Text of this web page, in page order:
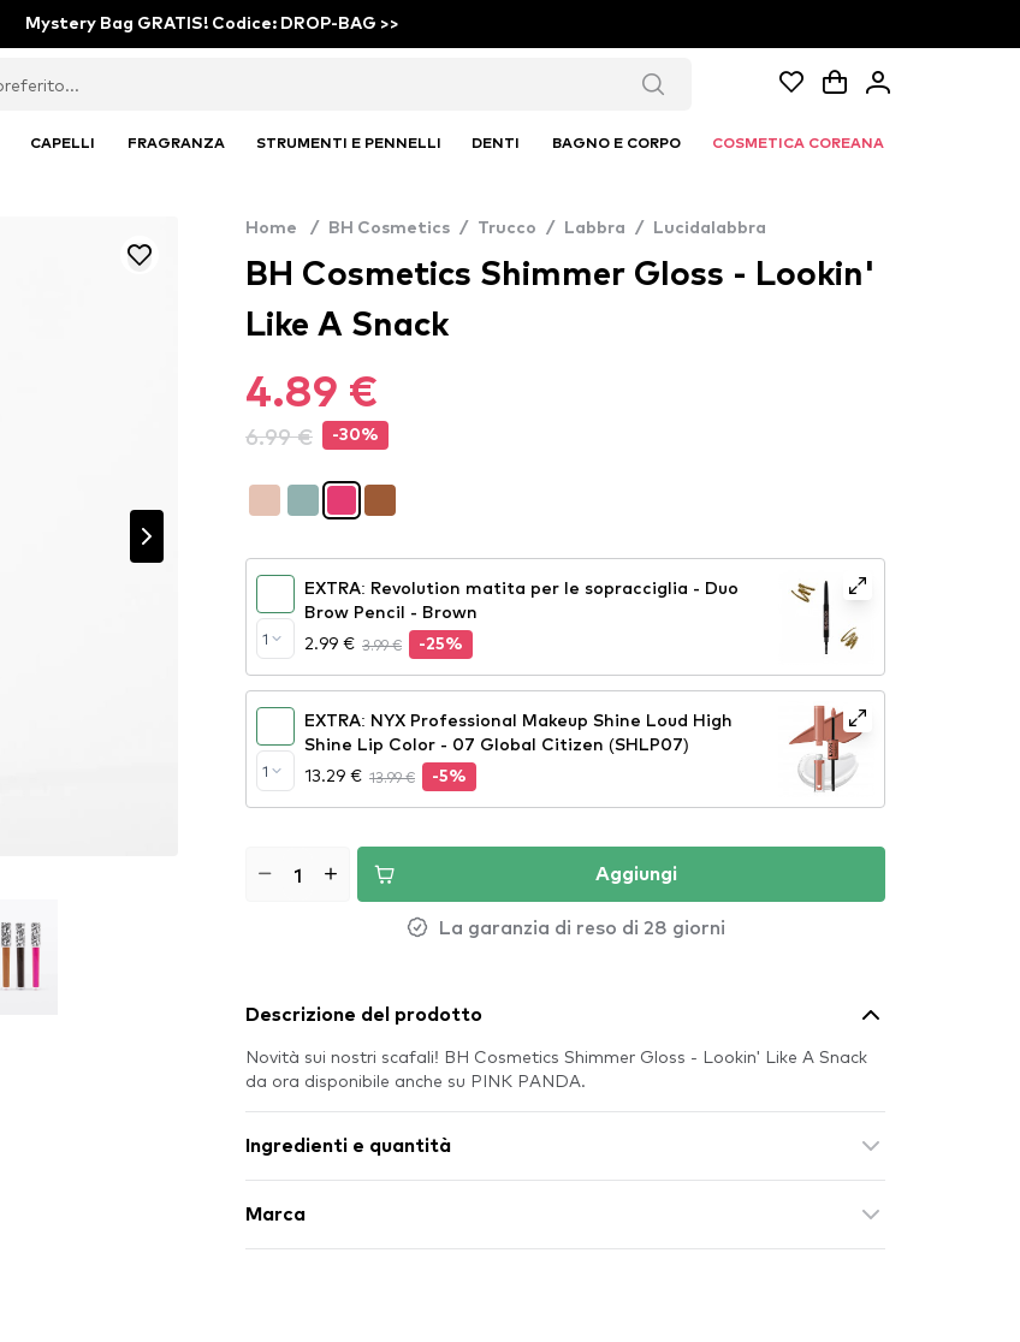
Mystery Bag GRATIS! Codice: DROP-BAG >>
CAPELLI FRAGRANZA STRUMENTI E PENNELLI DENTI BAGNO E CORPO COSMETICA COREANA
Home / BH Cosmetics / Trucco / Labbra / Lucidalabbra
BH Cosmetics Shimmer Gloss - Lookin'
Like A Snack
4.89 €
6.99 € -30%
1
EXTRA: Revolution matita per le sopracciglia - Duo
Brow Pencil - Brown
2.99 € 3.99 € -25%
1
EXTRA: NYX Professional Makeup Shine Loud High
Shine Lip Color - 07 Global Citizen (SHLP07)
13.29 € 13.99 € -5%
Aggiungi
La garanzia di reso di 28 giorni
Descrizione del prodotto
Novità sui nostri scafali! BH Cosmetics Shimmer Gloss - Lookin' Like A Snack
da ora disponibile anche su PINK PANDA.
Ingredienti e quantità
Marca